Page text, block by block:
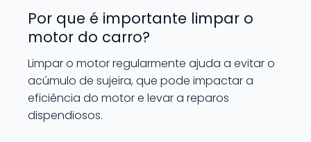
Por que é importante limpar o
motor do carro?
Limpar o motor regularmente ajuda a evitar o
acúmulo de sujeira, que pode impactar a
eficiência do motor e levar a reparos
dispendiosos.